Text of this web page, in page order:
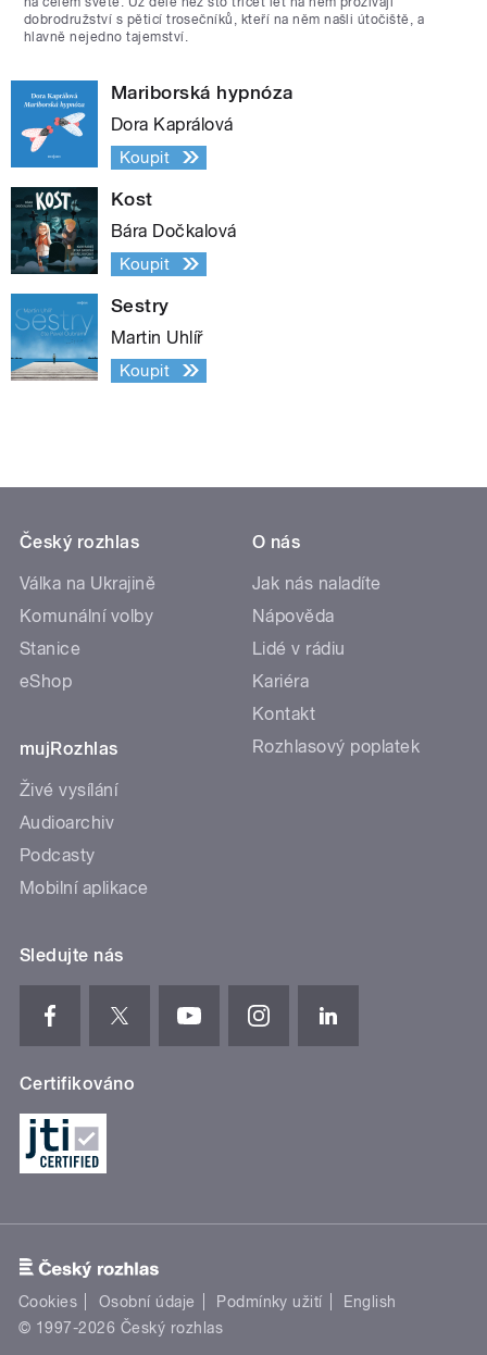
dobrodružství s pěticí trosečníků, kteří na něm našli útočiště, a
hlavně nejedno tajemství.
Mariborská hypnóza
Dora Kaprálová
Koupit
Kost
Bára Dočkalová
Koupit
Sestry
Martin Uhlíř
Koupit
Český rozhlas
Válka na Ukrajině
Komunální volby
Stanice
eShop
mujRozhlas
Živé vysílání
Audioarchiv
Podcasty
Mobilní aplikace
O nás
Jak nás naladíte
Nápověda
Lidé v rádiu
Kariéra
Kontakt
Rozhlasový poplatek
Sledujte nás
Certifikováno
Cookies Osobní údaje Podmínky užití
English
© 1997-2026 Český rozhlas